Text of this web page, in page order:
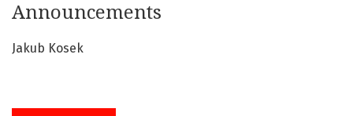
Announcements
Jakub Kosek